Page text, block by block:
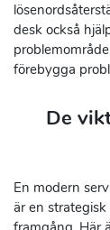
desk också
förebygga
De
En modern
är en